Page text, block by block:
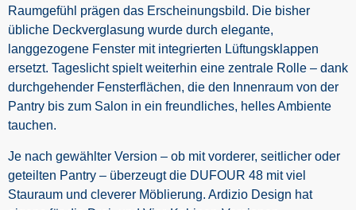
Raumgefühl prägen das Erscheinungsbild. Die bisher
übliche Deckverglasung wurde durch elegante,
langgezogene Fenster mit integrierten Lüftungsklappen
ersetzt. Tageslicht spielt weiterhin eine zentrale Rolle – dank
durchgehender Fensterflächen, die den Innenraum von der
Pantry bis zum Salon in ein freundliches, helles Ambiente
tauchen.
Je nach gewählter Version – ob mit vorderer, seitlicher oder
geteilten Pantry – überzeugt die DUFOUR 48 mit viel
Stauraum und cleverer Möblierung. Ardizio Design hat